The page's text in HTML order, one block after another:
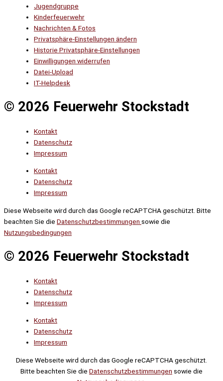
Jugendgruppe
Kinderfeuerwehr
Nachrichten & Fotos
Privatsphäre-Einstellungen ändern
Historie Privatsphäre-Einstellungen
Einwilligungen widerrufen
Datei-Upload
IT-Helpdesk
© 2026 Feuerwehr Stockstadt
Kontakt
Datenschutz
Impressum
Kontakt
Datenschutz
Impressum
Diese Webseite wird durch das Google reCAPTCHA geschützt. Bitte
beachten Sie die Datenschutzbestimmungen sowie die
Nutzungsbedingungen
© 2026 Feuerwehr Stockstadt
Kontakt
Datenschutz
Impressum
Kontakt
Datenschutz
Impressum
Diese Webseite wird durch das Google reCAPTCHA geschützt.
Bitte beachten Sie die Datenschutzbestimmungen sowie die